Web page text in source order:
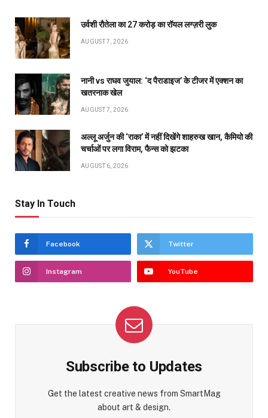
उर्वशी रौतेला का ₹27 करोड़ का रॉयल लग्ज़री लुक
AUGUST 7, 2026
नानी vs राघव जुयाल: ‘द पैराडाइज’ के टीजर में एक्शन का
खतरनाक खेल
AUGUST 7, 2026
अल्लू अर्जुन की ‘राका’ में नहीं दिखेंगे शाहरुख खान, कैमियो की
चर्चाओं पर लगा विराम, फैन्स को झटका
AUGUST 6, 2026
Stay In Touch
Facebook Twitter
Instagram YouTube
Subscribe to Updates
Get the latest creative news from SmartMag
about art & design.